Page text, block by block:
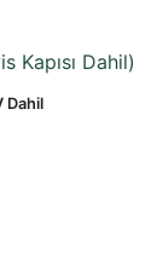
Kapısı Dahil)
Dahil